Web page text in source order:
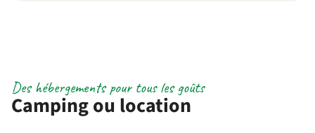
Camping ou location
Des hébergements pour tous les goûts